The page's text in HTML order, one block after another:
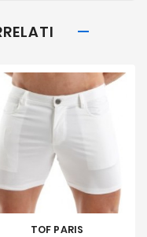
TOF PARIS